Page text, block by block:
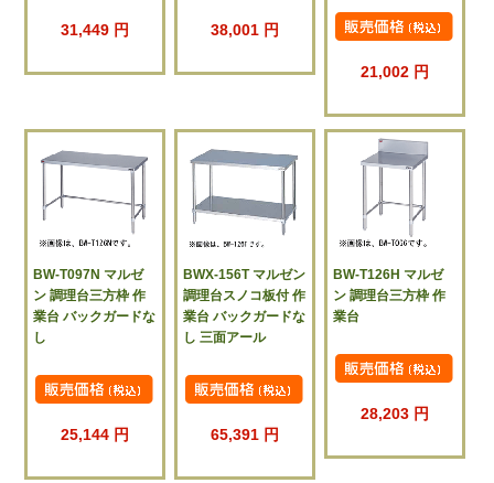
31,449 円 38,001 円
21,002 円
BW-T097N マルゼ
ン 調理台三方枠 作
業台 バックガードな
し
25,144 円
BWX-156T マルゼン
調理台スノコ板付 作
業台 バックガードな
し 三面アール
65,391 円
BW-T126H マルゼ
ン 調理台三方枠 作
業台
28,203 円